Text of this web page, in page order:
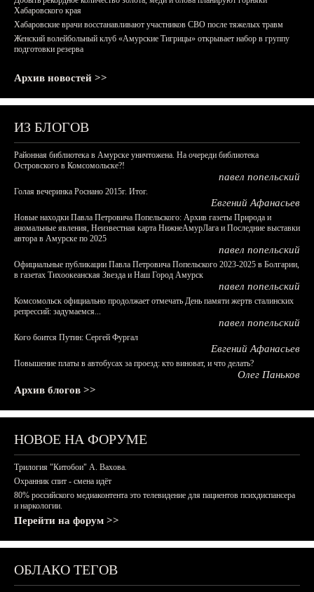
Хабаровского края
Хабаровские врачи восстанавливают участников СВО после тяжелых травм
Женский волейбольный клуб «Амурские Тигрицы» открывает набор в группу
подготовки резерва
Архив новостей >>
ИЗ БЛОГОВ
Районная библиотека в Амурске уничтожена. На очереди библиотека
Островского в Комсомольске?!
павел попельский
Голая вечеринка Роснано 2015г. Итог.
Евгений Афанасьев
Новые находки Павла Петровича Попельского: Архив газеты Природа и
аномальные явления, Неизвестная карта НижнеАмурЛага и Последние выставки
автора в Амурске по 2025
павел попельский
Официальные публикации Павла Петровича Попельского 2023-2025 в Болгарии,
в газетах Тихоокеанская Звезда и Наш Город Амурск
павел попельский
Комсомольск официально продолжает отмечать День памяти жертв сталинских
репрессий: задумаемся...
павел попельский
Кого боится Путин: Сергей Фургал
Евгений Афанасьев
Повышение платы в автобусах за проезд: кто виноват, и что делать?
Олег Паньков
Архив блогов >>
НОВОЕ НА ФОРУМЕ
Трилогия "Китобои" А. Вахова.
Охранник спит - смена идёт
80% российского медиаконтента это телевидение для пациентов психдиспансера
и наркологии.
Перейти на форум >>
ОБЛАКО ТЕГОВ